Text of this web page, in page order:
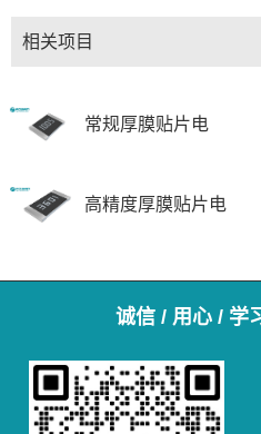
相关项目
常规厚膜贴片电
高精度厚膜贴片电
诚信 / 用心 / 学